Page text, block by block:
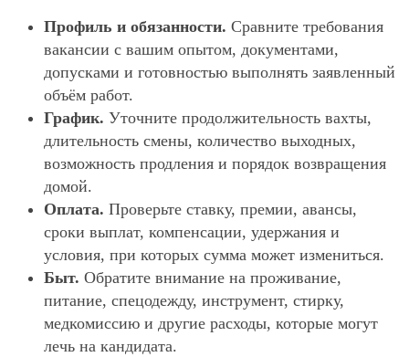
Профиль и обязанности. Сравните требования
вакансии с вашим опытом, документами,
допусками и готовностью выполнять заявленный
объём работ.
График. Уточните продолжительность вахты,
длительность смены, количество выходных,
возможность продления и порядок возвращения
домой.
Оплата. Проверьте ставку, премии, авансы,
сроки выплат, компенсации, удержания и
условия, при которых сумма может измениться.
Быт. Обратите внимание на проживание,
питание, спецодежду, инструмент, стирку,
медкомиссию и другие расходы, которые могут
лечь на кандидата.